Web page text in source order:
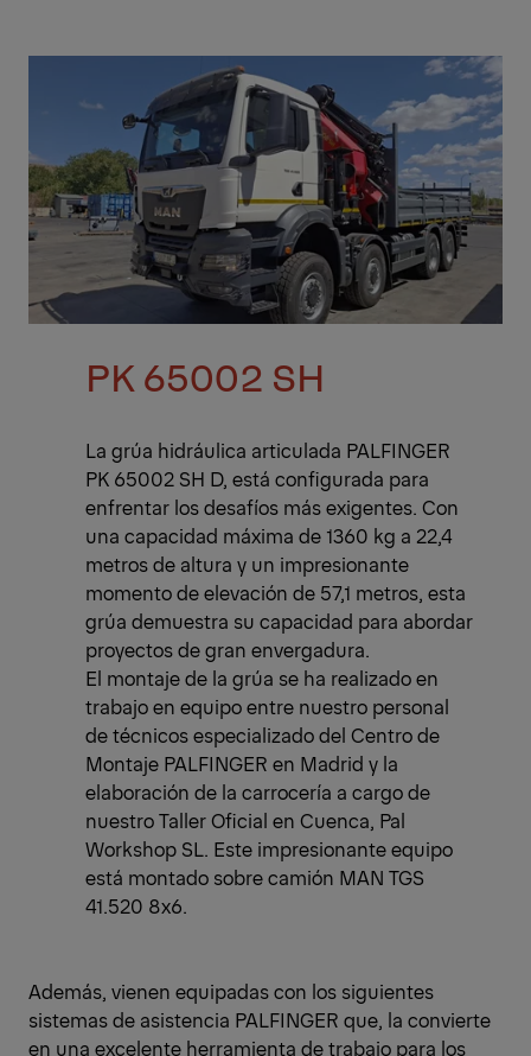
PK 65002 SH
La grúa hidráulica articulada PALFINGER
PK 65002 SH D, está configurada para
enfrentar los desafíos más exigentes. Con
una capacidad máxima de 1360 kg a 22,4
metros de altura y un impresionante
momento de elevación de 57,1 metros, esta
grúa demuestra su capacidad para abordar
proyectos de gran envergadura.
El montaje de la grúa se ha realizado en
trabajo en equipo entre nuestro personal
de técnicos especializado del Centro de
Montaje PALFINGER en Madrid y la
elaboración de la carrocería a cargo de
nuestro Taller Oficial en Cuenca, Pal
Workshop SL. Este impresionante equipo
está montado sobre camión MAN TGS
41.520 8x6.
Además, vienen equipadas con los siguientes
sistemas de asistencia PALFINGER que, la convierte
en una excelente herramienta de trabajo para los